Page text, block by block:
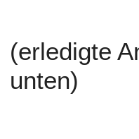
(erledigte
unten)